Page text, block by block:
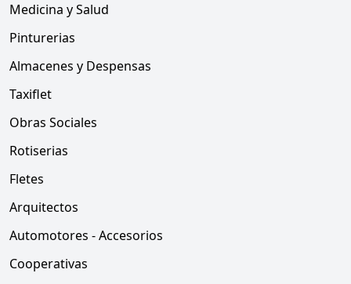
Medicina y Salud
Pinturerias
Almacenes y Despensas
Taxiflet
Obras Sociales
Rotiserias
Fletes
Arquitectos
Automotores - Accesorios
Cooperativas